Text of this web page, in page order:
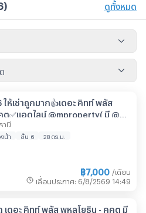
ดูทั้งหมด
ให้เช่าถูกมาก👍เดอะ คิทท์ พลัส
✅แอดไลน์ @mproperty( มี @
บไว
านี
งน้ำ ชั้น 6 28 ตร.ม.
฿7,000 /เดือน
เลื่อนประกาศ : 6/8/2569 14:49
เดอะ คิทท์ พลัส พหลโยธิน - คูคต มี